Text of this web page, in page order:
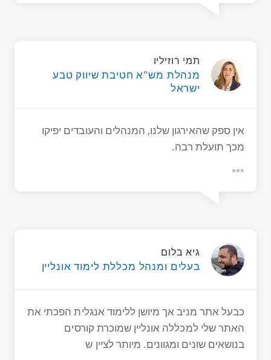
תמי רוזיליו
מנהלת מש"א חטיבת שיווק טבע
ישראל
אין ספק שהאירגון שלנו, המנהלים והעובדים יפיקו
מכך תועלת רבה.
גיא בלום
בעלים ומנהל מכללת לימוד אונליין
כבעל אתר מניב אך מיושן ללימוד אנגלית הפכתי את
האתר שלי למכללה אונליין שמוכרת קורסים
בנושאים שונים ומגוונים. מיותר לציין ש